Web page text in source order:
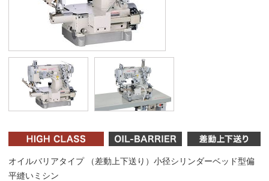
オイルバリアタイプ （差動上下送り）小径シリンダーベッド型偏
平縫いミシン